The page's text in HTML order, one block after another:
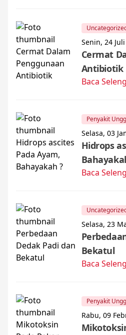
Senin, 24
Cermat
Antibiotik
Baca
Penyakit
Selasa, 03
Hidrops
Baca
Selasa, 23
Bekatul
Baca
Penyakit
Rabu, 09